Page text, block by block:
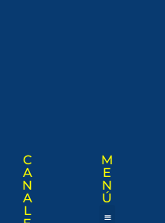
C
A
N
A
L
M
E
N
Ú